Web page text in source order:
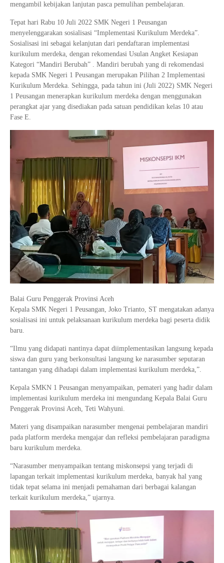
mengambil kebijakan lanjutan pasca pemulihan pembelajaran.
Tepat hari Rabu 10 Juli 2022 SMK Negeri 1 Peusangan
menyelenggarakan sosialisasi “Implementasi Kurikulum Merdeka”.
Sosialisasi ini sebagai kelanjutan dari pendaftaran implementasi
kurikulum merdeka, dengan rekomendasi Usulan Angket Kesiapan
Kategori “Mandiri Berubah” . Mandiri berubah yang di rekomendasi
kepada SMK Negeri 1 Peusangan merupakan Pilihan 2 Implementasi
Kurikulum Merdeka. Sehingga, pada tahun ini (Juli 2022) SMK Negeri
1 Peusangan menerapkan kurikulum merdeka dengan menggunakan
perangkat ajar yang disediakan pada satuan pendidikan kelas 10 atau
Fase E.
Balai Guru Penggerak Provinsi Aceh
Kepala SMK Negeri 1 Peusangan, Joko Trianto, ST mengatakan adanya
sosialisasi ini untuk pelaksanaan kurikulum merdeka bagi peserta didik
baru.
“Ilmu yang didapati nantinya dapat diimplementasikan langsung kepada
siswa dan guru yang berkonsultasi langsung ke narasumber seputaran
tantangan yang dihadapi dalam implementasi kurikulum merdeka,”.
Kepala SMKN 1 Peusangan menyampaikan, pemateri yang hadir dalam
implementasi kurikulum merdeka ini mengundang Kepala Balai Guru
Penggerak Provinsi Aceh, Teti Wahyuni.
Materi yang disampaikan narasumber mengenai pembelajaran mandiri
pada platform merdeka mengajar dan refleksi pembelajaran paradigma
baru kurikulum merdeka.
“Narasumber menyampaikan tentang miskonsepsi yang terjadi di
lapangan terkait implementasi kurikulum merdeka, banyak hal yang
tidak tepat selama ini menjadi pemahaman dari berbagai kalangan
terkait kurikulum merdeka,” ujarnya.